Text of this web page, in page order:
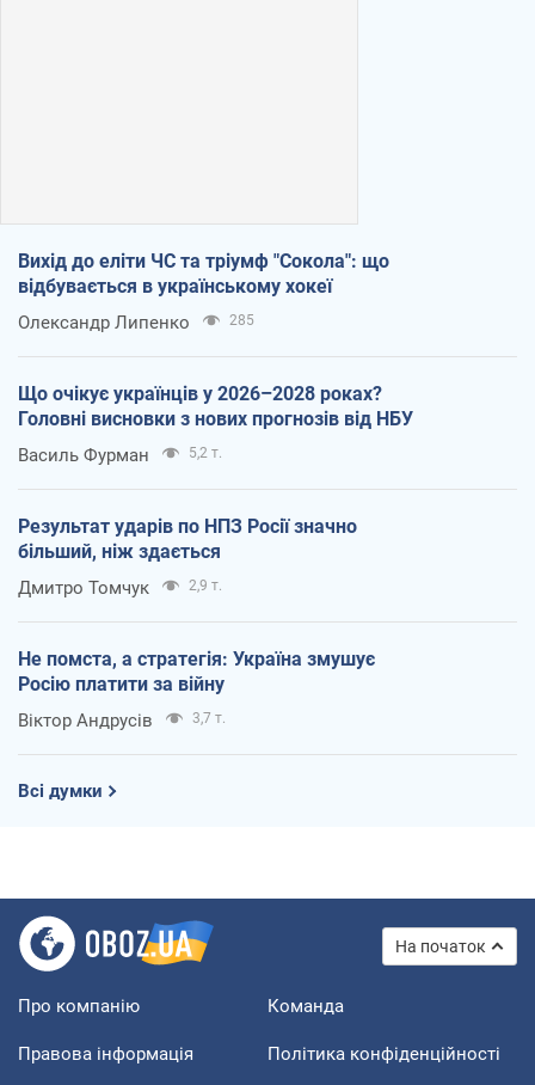
Вихід до еліти ЧС та тріумф "Сокола": що
відбувається в українському хокеї
Олександр Липенко 285
Що очікує українців у 2026–2028 роках?
Головні висновки з нових прогнозів від НБУ
Василь Фурман 5,2 т.
Результат ударів по НПЗ Росії значно
більший, ніж здається
Дмитро Томчук 2,9 т.
Не помста, а стратегія: Україна змушує
Росію платити за війну
Віктор Андрусів 3,7 т.
Всі думки
На початок
Про компанію Команда
Правова інформація Політика конфіденційності